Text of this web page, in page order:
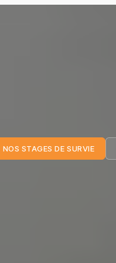
NOS STAGES DE SURVIE